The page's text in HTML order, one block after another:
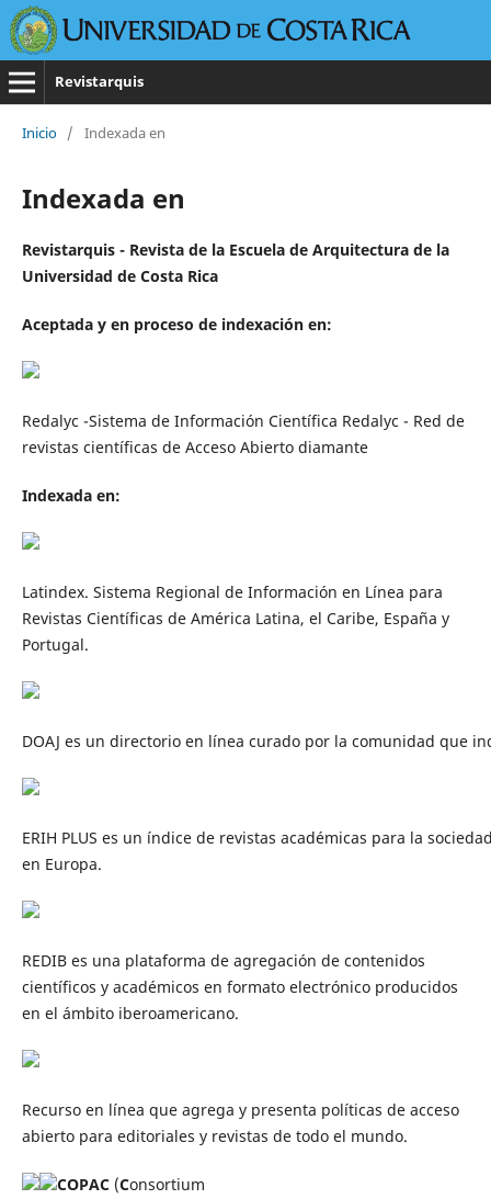
Revistarquis
Inicio / Indexada en
Indexada en
Revistarquis - Revista de la Escuela de Arquitectura de la
Universidad de Costa Rica
Aceptada y en proceso de indexación en:
Redalyc -Sistema de Información Científica Redalyc - Red de
revistas científicas de Acceso Abierto diamante
Indexada en:
Latindex. Sistema Regional de Información en Línea para
Revistas Científicas de América Latina, el Caribe, España y
Portugal.
DOAJ es un directorio en línea curado porla comunidad que
ERIH PLUS es un índice de revistas académicas para la
en Europa.
REDIB es una plataforma de agregación de contenidos
científicos y académicos en formato electrónico producidos
en el ámbito iberoamericano.
Recurso en línea que agrega y presenta políticas de acceso
abierto para editoriales y revistas de todo el mundo.
COPAC(Consortium